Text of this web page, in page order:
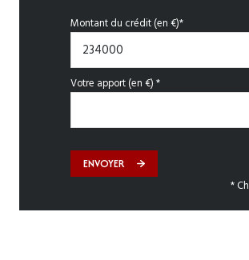
Montant du crédit (en €)*
Votre apport (en €) *
ENVOYER
*